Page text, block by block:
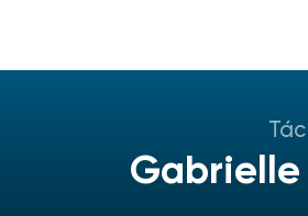
Gabrielle